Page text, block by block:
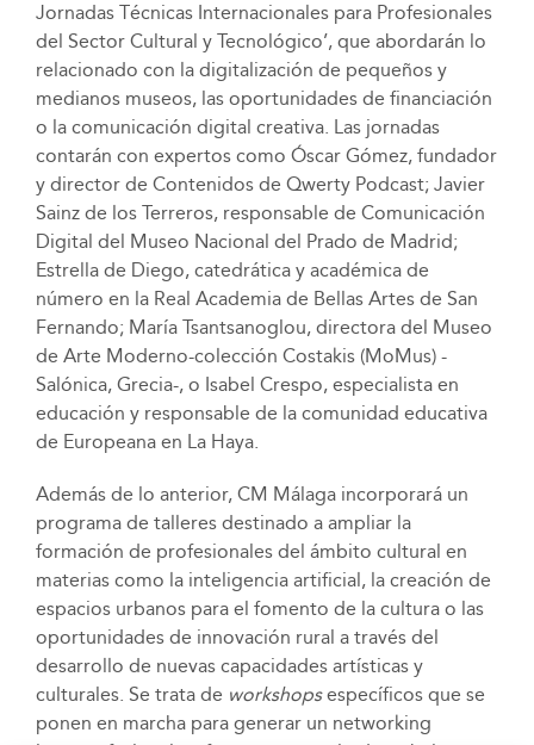
Jornadas Técnicas Internacionales para Profesionales
del Sector Cultural y Tecnológico’, que abordarán lo
relacionado con la digitalización de pequeños y
medianos museos, las oportunidades de financiación
o la comunicación digital creativa. Las jornadas
contarán con expertos como Óscar Gómez, fundador
y director de Contenidos de Qwerty Podcast; Javier
Sainz de los Terreros, responsable de Comunicación
Digital del Museo Nacional del Prado de Madrid;
Estrella de Diego, catedrática y académica de
número en la Real Academia de Bellas Artes de San
Fernando; María Tsantsanoglou, directora del Museo
de Arte Moderno-colección Costakis (MoMus) -
Salónica, Grecia-, o Isabel Crespo, especialista en
educación y responsable de la comunidad educativa
de Europeana en La Haya.
Además de lo anterior, CM Málaga incorporará un
programa de talleres destinado a ampliar la
formación de profesionales del ámbito cultural en
materias como la inteligencia artificial, la creación de
espacios urbanos para el fomento de la cultura o las
oportunidades de innovación rural a través del
desarrollo de nuevas capacidades artísticas y
culturales. Se trata de workshopsespecíficos que se
ponen en marcha para generar un networking